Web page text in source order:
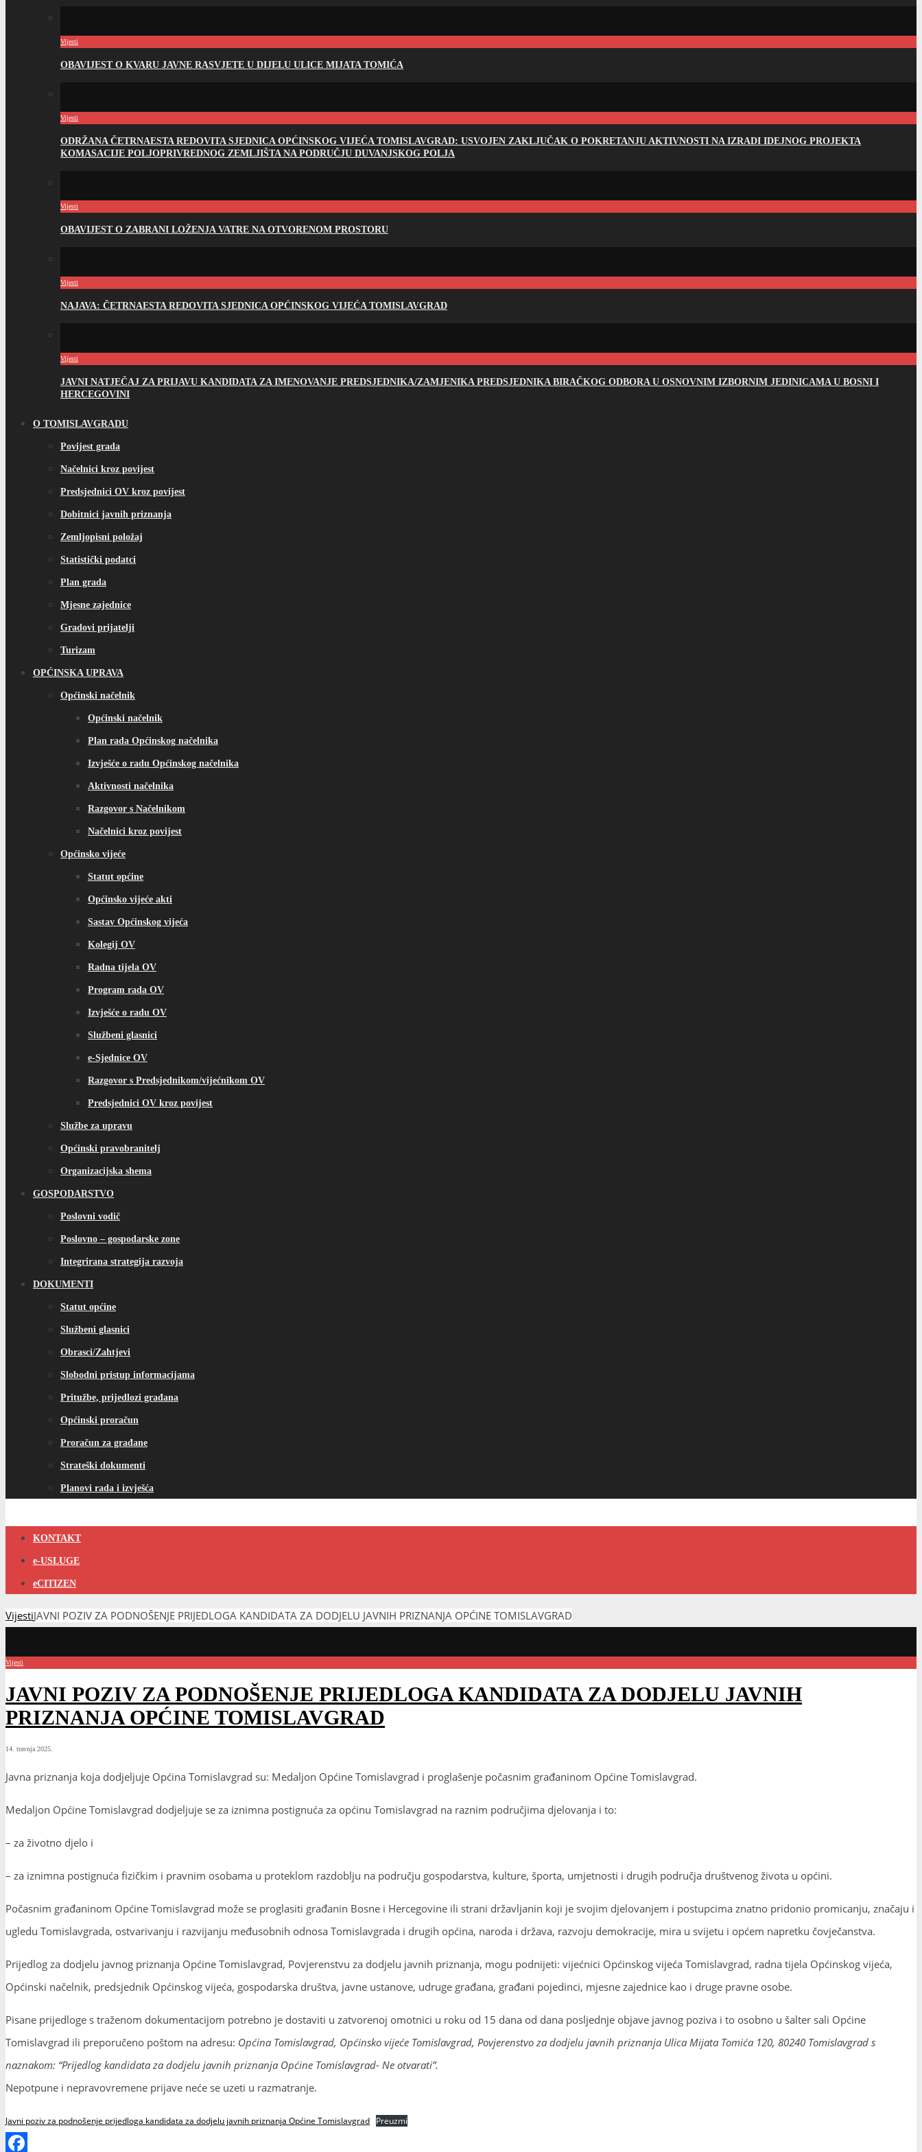
Vijesti
OBAVIJEST O KVARU JAVNE RASVJETE U DIJELU ULICE MIJATA TOMIĆA
Vijesti
ODRŽANA ČETRNAESTA REDOVITA SJEDNICA OPĆINSKOG VIJEĆA TOMISLAVGRAD: USVOJEN ZAKLJUČAK O POKRETANJU AKTIVNOSTI NA IZRADI IDEJNOG PROJEKTA
KOMASACIJE POLJOPRIVREDNOG ZEMLJIŠTA NA PODRUČJU DUVANJSKOG POLJA
Vijesti
OBAVIJEST O ZABRANI LOŽENJA VATRE NA OTVORENOM PROSTORU
Vijesti
NAJAVA: ČETRNAESTA REDOVITA SJEDNICA OPĆINSKOG VIJEĆA TOMISLAVGRAD
Vijesti
JAVNI NATJEČAJ ZA PRIJAVU KANDIDATA ZA IMENOVANJE PREDSJEDNIKA/ZAMJENIKA PREDSJEDNIKA BIRAČKOG ODBORA U OSNOVNIM IZBORNIM JEDINICAMA U BOSNI I
HERCEGOVINI
O TOMISLAVGRADU
Povijest grada
Načelnici kroz povijest
Predsjednici OV kroz povijest
Dobitnici javnih priznanja
Zemljopisni položaj
Statistički podatci
Plan grada
Mjesne zajednice
Gradovi prijatelji
Turizam
OPĆINSKA UPRAVA
Općinski načelnik
Općinski načelnik
Plan rada Općinskog načelnika
Izvješće o radu Općinskog načelnika
Aktivnosti načelnika
Razgovor s Načelnikom
Načelnici kroz povijest
Općinsko vijeće
Statut općine
Općinsko vijeće akti
Sastav Općinskog vijeća
Kolegij OV
Radna tijela OV
Program rada OV
Izvješće o radu OV
Službeni glasnici
e-Sjednice OV
Razgovor s Predsjednikom/vijećnikom OV
Predsjednici OV kroz povijest
Službe za upravu
Općinski pravobranitelj
Organizacijska shema
GOSPODARSTVO
Poslovni vodič
Poslovno – gospodarske zone
Integrirana strategija razvoja
DOKUMENTI
Statut općine
Službeni glasnici
Obrasci/Zahtjevi
Slobodni pristup informacijama
Pritužbe, prijedlozi građana
Općinski proračun
Proračun za građane
Strateški dokumenti
Planovi rada i izvješća
KONTAKT
e-USLUGE
eCITIZEN
VijestiJAVNI POZIV ZA PODNOŠENJE PRIJEDLOGA KANDIDATA ZA DODJELU JAVNIH PRIZNANJA OPĆINE TOMISLAVGRAD
Vijesti
JAVNI POZIV ZA PODNOŠENJE PRIJEDLOGA KANDIDATA ZA DODJELU JAVNIH
PRIZNANJA OPĆINE TOMISLAVGRAD
14. travnja 2025.
Javna priznanja koja dodjeljuje Općina Tomislavgrad su: Medaljon Općine Tomislavgrad i proglašenje počasnim građaninom Općine Tomislavgrad.
Medaljon Općine Tomislavgrad dodjeljuje se za iznimna postignuća za općinu Tomislavgrad na raznim područjima djelovanja i to:
– za životno djelo i
– za iznimna postignuća fizičkim i pravnim osobama u proteklom razdoblju na području gospodarstva, kulture, športa, umjetnosti i drugih područja društvenog života u općini.
Počasnim građaninom Općine Tomislavgrad može se proglasiti građanin Bosne i Hercegovine ili strani državljanin koji je svojim djelovanjem i postupcima znatno pridonio promicanju, značaju i
ugledu Tomislavgrada, ostvarivanju i razvijanju međusobnih odnosa Tomislavgrada i drugih općina, naroda i država, razvoju demokracije, mira u svijetu i općem napretku čovječanstva.
Prijedlog za dodjelu javnog priznanja Općine Tomislavgrad, Povjerenstvu za dodjelu javnih priznanja, mogu podnijeti: vijećnici Općinskog vijeća Tomislavgrad, radna tijela Općinskog vijeća,
Općinski načelnik, predsjednik Općinskog vijeća, gospodarska društva, javne ustanove, udruge građana, građani pojedinci, mjesne zajednice kao i druge pravne osobe.
Pisane prijedloge s traženom dokumentacijom potrebno je dostaviti u zatvorenoj omotnici u roku od 15 dana od dana posljednje objave javnog poziva i to osobno u šalter sali Općine
Tomislavgrad ili preporučeno poštom na adresu: Općina Tomislavgrad, Općinsko vijeće Tomislavgrad, Povjerenstvo za dodjelu javnih priznanja Ulica Mijata Tomića 120, 80240 Tomislavgrad s
naznakom: “Prijedlog kandidata za dodjelu javnih priznanja Općine Tomislavgrad- Ne otvarati”.
Nepotpune i nepravovremene prijave neće se uzeti u razmatranje.
Javni poziv za podnošenje prijedloga kandidata za dodjelu javnih priznanja Općine Tomislavgrad Preuzmi